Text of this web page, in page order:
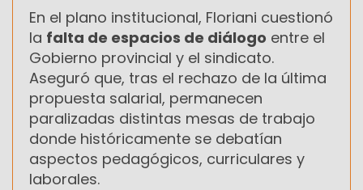
En el plano institucional, Floriani cuestionó
la falta de espacios de diálogo entre el
Gobierno provincial y el sindicato.
Aseguró que, tras el rechazo de la última
propuesta salarial, permanecen
paralizadas distintas mesas de trabajo
donde históricamente se debatían
aspectos pedagógicos, curriculares y
laborales.